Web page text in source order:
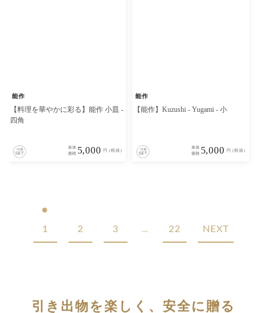
能作
【料理を華やかに彩る】能作 小皿 -
四角
単体
価格 5,000 円 (税抜)
能作
【能作】Kuzushi - Yugami - 小
単体
価格 5,000 円 (税抜)
1 2 3 … 22 NEXT
引き出物を楽しく、安全に贈る